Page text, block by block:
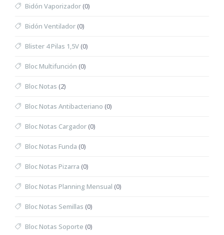
Bidón Vaporizador(0)
Bidón Ventilador(0)
Blister 4 Pilas 1,5V(0)
Bloc Multifunción (0)
Bloc Notas (2)
Bloc Notas Antibacteriano (0)
Bloc Notas Cargador(0)
Bloc Notas Funda (0)
Bloc Notas Pizarra (0)
Bloc Notas Planning Mensual (0)
Bloc Notas Semillas (0)
Bloc Notas Soporte (0)